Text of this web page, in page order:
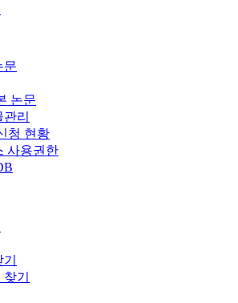
문
논문
리
청 현황
사용권한
기